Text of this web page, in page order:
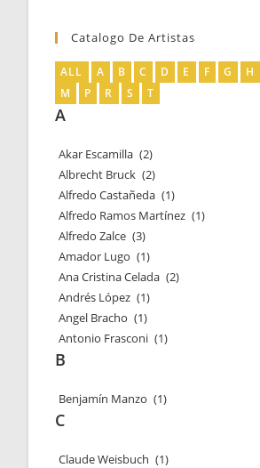
Catalogo De Artistas
ALL A B C D E F G H
M
P R S T
A
Akar Escamilla (2)
Albrecht Bruck (2)
Alfredo Castañeda (1)
Alfredo Ramos Martínez (1)
Alfredo Zalce (3)
Amador Lugo (1)
Ana Cristina Celada (2)
Andrés López (1)
Angel Bracho (1)
Antonio Frasconi (1)
B
Benjamín Manzo (1)
C
Claude Weisbuch (1)